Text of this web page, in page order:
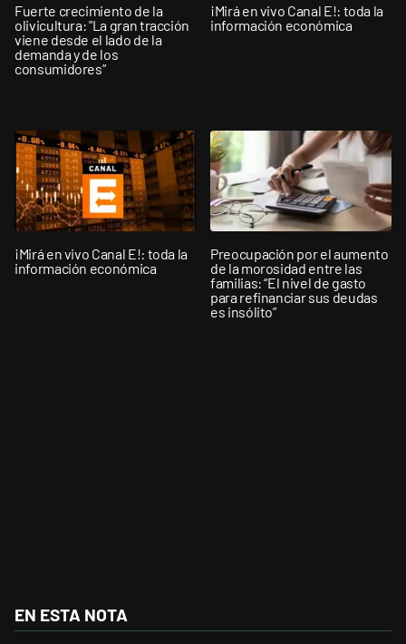
Fuerte crecimiento de la
olivicultura: "La gran tracción
viene desde el lado de la
demanda y de los
consumidores”
¡Mirá en vivo Canal E!: toda la
información económica
¡Mirá en vivo Canal E!: toda la
información económica
Preocupación por el aumento
de la morosidad entre las
familias: “El nivel de gasto
para refinanciar sus deudas
es insólito”
EN ESTA NOTA